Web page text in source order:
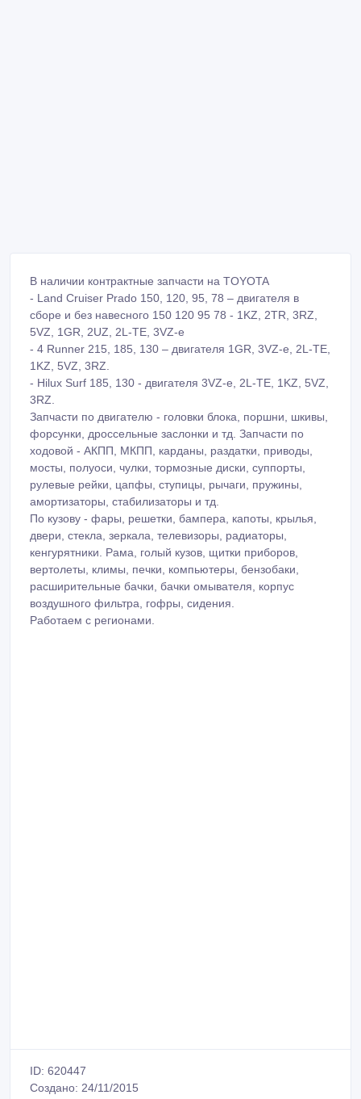
В наличии контрактные запчасти на TOYOTA
- Land Cruiser Prado 150, 120, 95, 78 – двигателя в
сборе и без навесного 150 120 95 78 - 1KZ, 2TR, 3RZ,
5VZ, 1GR, 2UZ, 2L-TE, 3VZ-e
- 4 Runner 215, 185, 130 – двигателя 1GR, 3VZ-e, 2L-TE,
1KZ, 5VZ, 3RZ.
- Hilux Surf 185, 130 - двигателя 3VZ-e, 2L-TE, 1KZ, 5VZ,
3RZ.
Запчасти по двигателю - головки блока, поршни, шкивы,
форсунки, дроссельные заслонки и тд. Запчасти по
ходовой - АКПП, МКПП, карданы, раздатки, приводы,
мосты, полуоси, чулки, тормозные диски, суппорты,
рулевые рейки, цапфы, ступицы, рычаги, пружины,
амортизаторы, стабилизаторы и тд.
По кузову - фары, решетки, бампера, капоты, крылья,
двери, стекла, зеркала, телевизоры, радиаторы,
кенгурятники. Рама, голый кузов, щитки приборов,
вертолеты, климы, печки, компьютеры, бензобаки,
расширительные бачки, бачки омывателя, корпус
воздушного фильтра, гофры, сидения.
Работаем с регионами.
ID: 620447
Создано: 24/11/2015